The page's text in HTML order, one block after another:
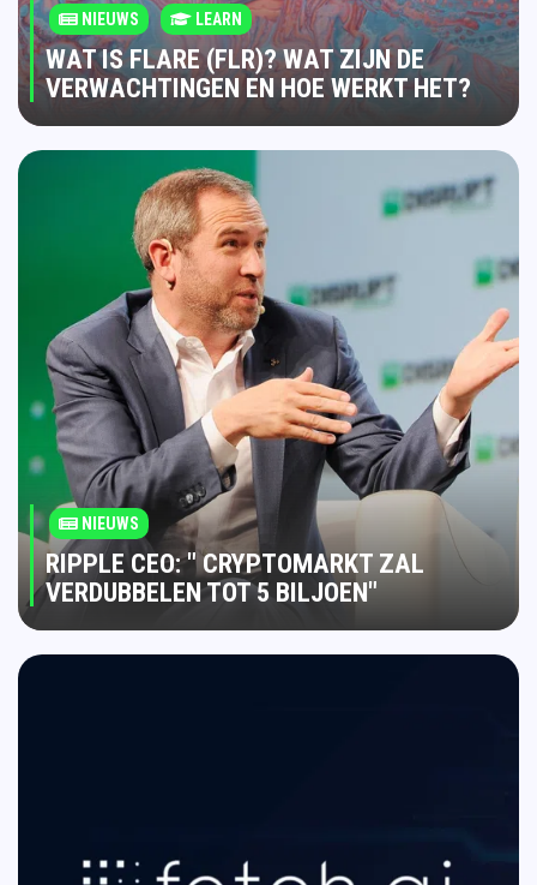
NIEUWS LEARN
WAT IS FLARE (FLR)? WAT ZIJN DE
VERWACHTINGEN EN HOE WERKT HET?
NIEUWS
RIPPLE CEO: " CRYPTOMARKT ZAL
VERDUBBELEN TOT 5 BILJOEN"